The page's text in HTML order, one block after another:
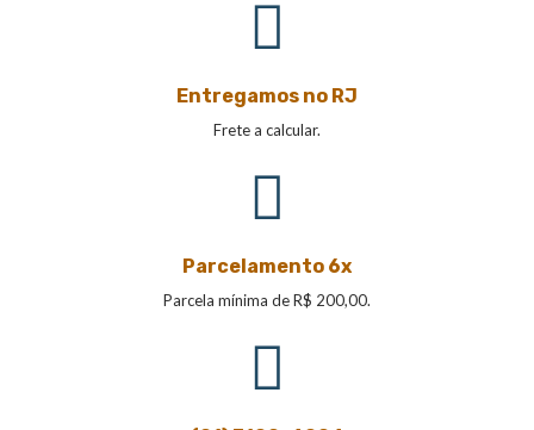
Entregamos no RJ
Frete a calcular.
Parcelamento 6x
Parcela mínima de R$ 200,00.